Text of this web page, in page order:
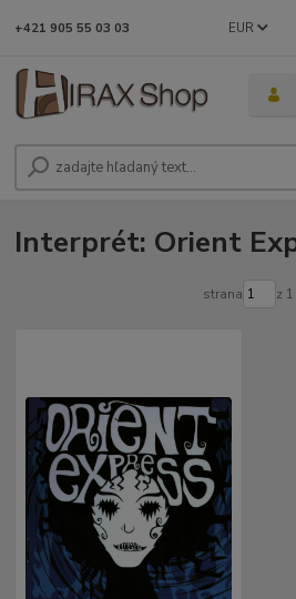
EUR
+421 905 55 03 03
Interprét: Orient
strana z 1